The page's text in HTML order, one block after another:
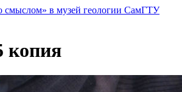
смыслом» в музей геологии СамГТУ
копия